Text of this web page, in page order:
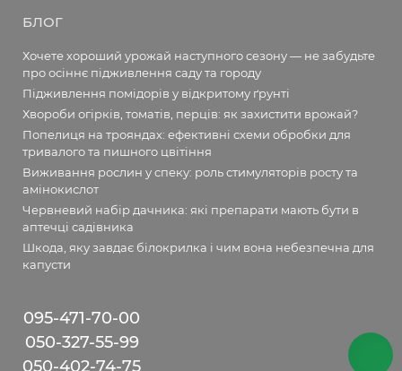
БЛОГ
Хочете хороший урожай наступного сезону — не забудьте
про осіннє підживлення саду та городу
Підживлення помідорів у відкритому ґрунті
Хвороби огірків, томатів, перців: як захистити врожай?
Попелиця на трояндах: ефективні схеми обробки для
тривалого та пишного цвітіння
Виживання рослин у спеку: роль стимуляторів росту та
амінокислот
Червневий набір дачника: які препарати мають бути в
аптечці садівника
Шкода, яку завдає білокрилка і чим вона небезпечна для
капусти
095-471-70-00
050-327-55-99
050-402-74-75